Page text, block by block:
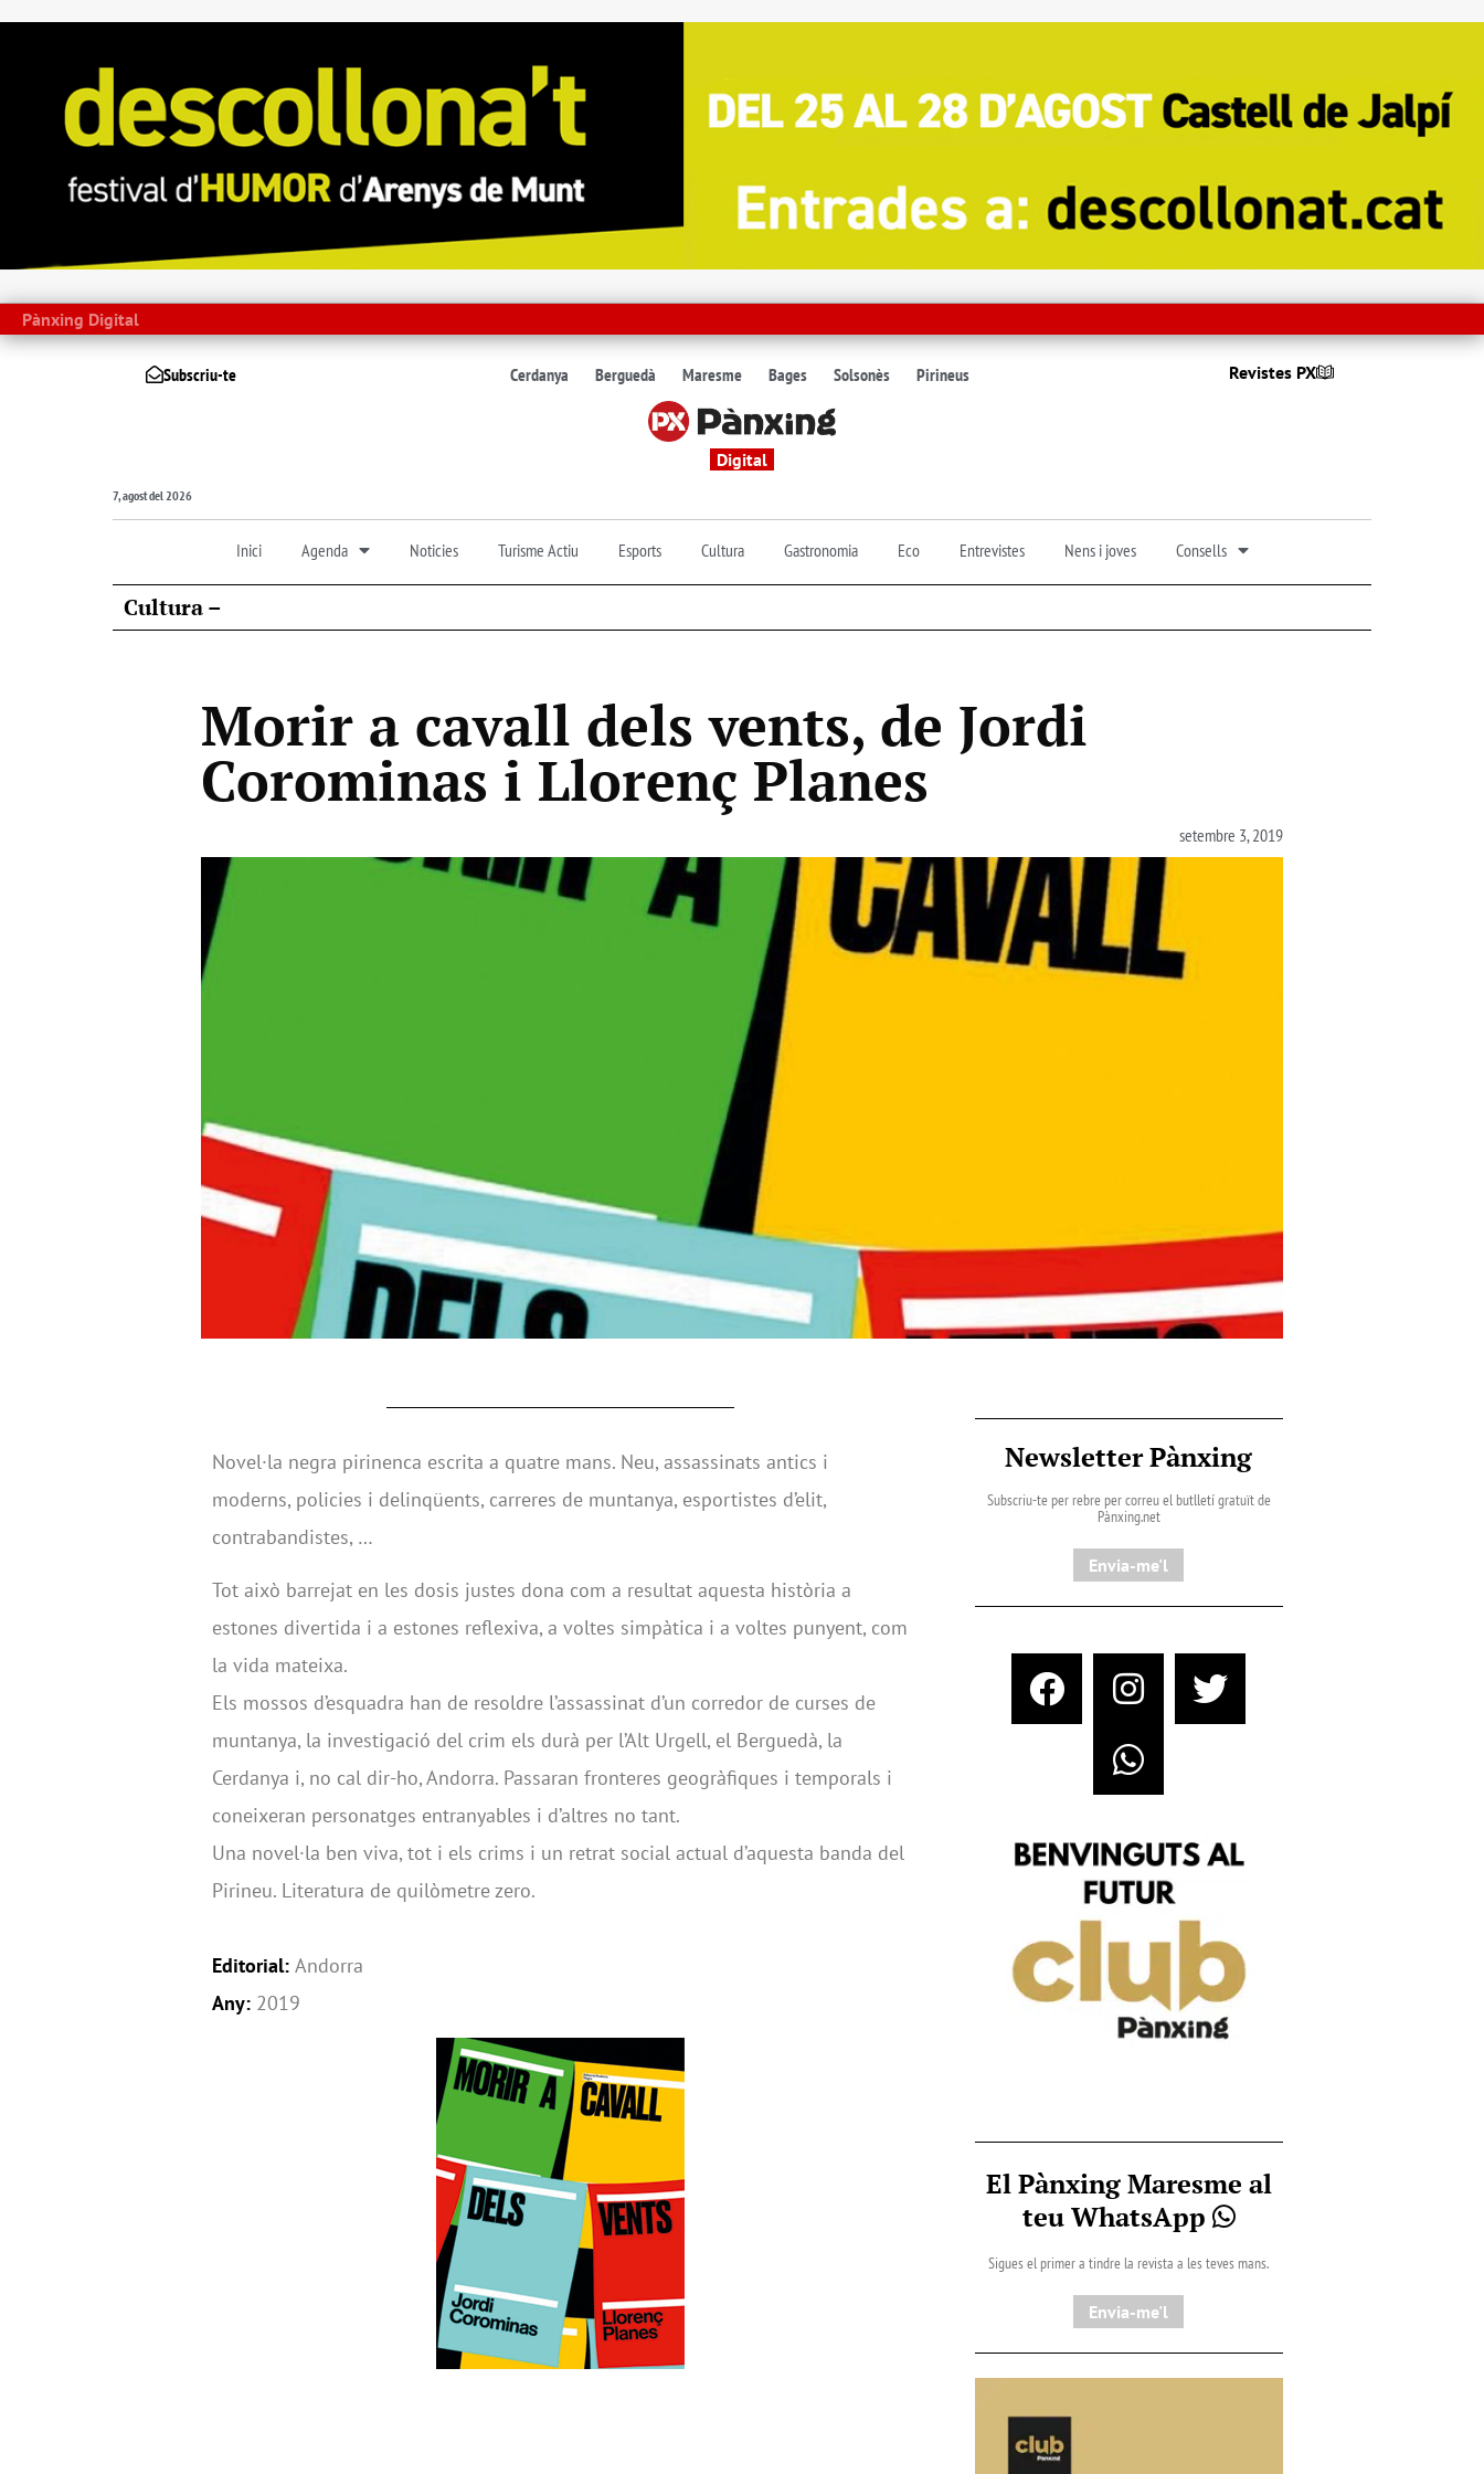
Pànxing Digital
Subscriu-te Cerdanya Berguedà Maresme Bages Solsonès Pirineus Revistes PX
Digital
7, agost del 2026
Inici Agenda Noticies Turisme Actiu Esports Cultura Gastronomia Eco Entrevistes Nens i joves Consells
Cultura –
Morir a cavall dels vents, de Jordi
Corominas i Llorenç Planes
setembre 3, 2019
Novel·la negra pirinenca escrita a quatre mans. Neu, assassinats antics i
moderns, policies i delinqüents, carreres de muntanya, esportistes d’elit,
contrabandistes, …
Tot això barrejat en les dosis justes dona com a resultat aquesta història a
estones divertida i a estones reflexiva, a voltes simpàtica i a voltes punyent, com
la vida mateixa.
Els mossos d’esquadra han de resoldre l’assassinat d’un corredor de curses de
muntanya, la investigació del crim els durà per l’Alt Urgell, el Berguedà, la
Cerdanya i, no cal dir-ho, Andorra. Passaran fronteres geogràfiques i temporals i
coneixeran personatges entranyables i d’altres no tant.
Una novel·la ben viva, tot i els crims i un retrat social actual d’aquesta banda del
Pirineu. Literatura de quilòmetre zero.
Editorial: Andorra
Any: 2019
Newsletter Pànxing
Subscriu-te per rebre per correu el butlletí gratuït de
Pànxing.net​
Envia-me'l
El Pànxing Maresme al
teu WhatsApp
Sigues el primer a tindre la revista a les teves mans.
Envia-me'l